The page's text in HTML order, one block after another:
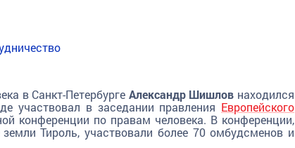
в Санкт-Петербурге Александр Шишлов находился
участвовал в заседании правления Европейского
конференции по правам человека. В конференции,
Тироль, участвовали более 70 омбудсменов и